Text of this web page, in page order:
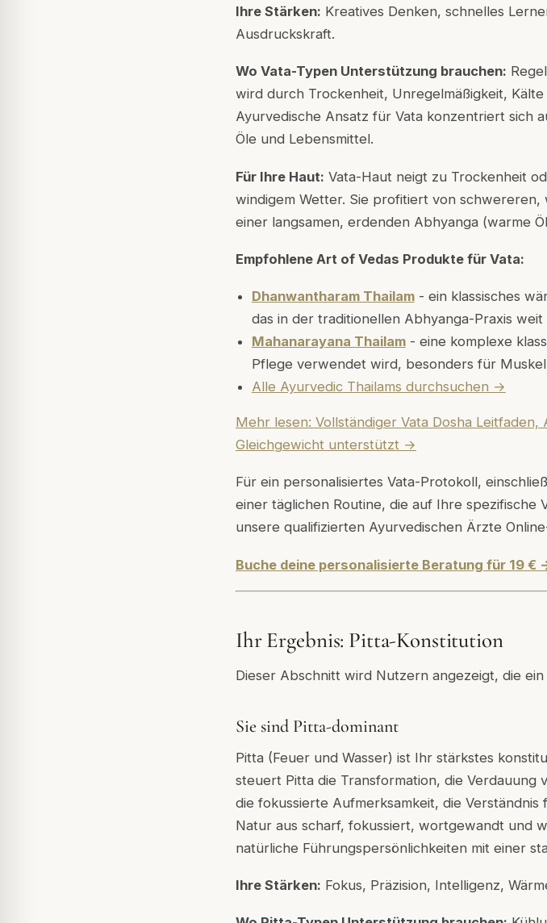
Ihre Stärken: Kreatives Denken, schnelles
Ausdruckskraft.
Wo Vata-Typen Unterstützung brauchen:
wird durch Trockenheit, Unregelmäßigkeit,
Ayurvedische Ansatz für Vata konzentriert sich
Öle und Lebensmittel.
Für Ihre Haut: Vata-Haut neigt zu Trockenheit
windigem Wetter. Sie profitiert von
einer langsamen, erdenden Abhyanga (warme
Empfohlene Art of Vedas Produkte für Vata:
Dhanwantharam Thailam- ein klassisches
das in der traditionellen Abhyanga-Praxis
Mahanarayana Thailam- eine komplexe
Pflege verwendet wird, besonders für
Alle Ayurvedic Thailams durchsuchen →
Mehr lesen: Vollständiger Vata Dosha
Gleichgewicht unterstützt →
Für ein personalisiertes Vata-Protokoll,
einer täglichen Routine, die auf Ihre spezifische
unsere qualifizierten Ayurvedischen Ärzte
Buche deine personalisierte Beratung für 19 €
Ihr Ergebnis: Pitta-Konstitution
Dieser Abschnitt wird Nutzern angezeigt, die
Sie sind Pitta-dominant
Pitta (Feuer und Wasser) ist Ihr stärkstes
steuert Pitta die Transformation, die
die fokussierte Aufmerksamkeit, die
Natur aus scharf, fokussiert, wortgewandt und
natürliche Führungspersönlichkeiten mit einer
Ihre Stärken: Fokus, Präzision, Intelligenz,